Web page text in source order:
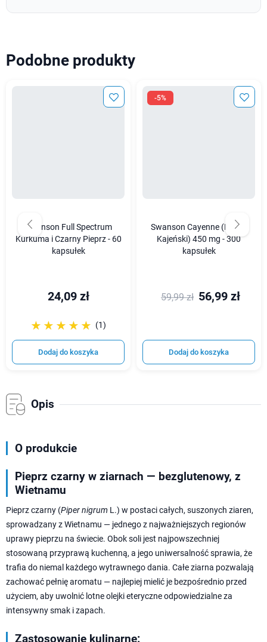
Podobne produkty
Swanson Full Spectrum
Kurkuma i Czarny Pieprz - 60
kapsułek
24,09 zł
☆☆☆☆☆
★★★★★ (1)
Dodaj do koszyka
-5%
Swanson Cayenne (Pieprz
Kajeński) 450 mg - 300
kapsułek
59,99 zł 56,99 zł
Dodaj do koszyka
Opis
O produkcie
Pieprz czarny w ziarnach — bezglutenowy, z
Wietnamu
Pieprz czarny (Piper nigrum L.) w postaci całych, suszonych ziaren,
sprowadzany z Wietnamu — jednego z najważniejszych regionów
uprawy pieprzu na świecie. Obok soli jest najpowszechniej
stosowaną przyprawą kuchenną, a jego uniwersalność sprawia, że
trafia do niemal każdego wytrawnego dania. Całe ziarna pozwalają
zachować pełnię aromatu — najlepiej mielić je bezpośrednio przed
użyciem, aby uwolnić lotne olejki eteryczne odpowiedzialne za
intensywny smak i zapach.
Zastosowanie kulinarne: